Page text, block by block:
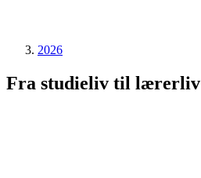
2026
Fra studieliv til lærerliv